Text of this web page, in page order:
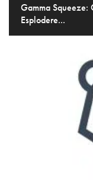
Gamma Squeeze:
Esplodere...